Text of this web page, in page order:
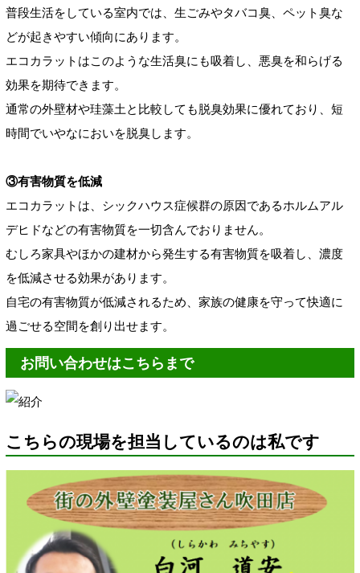
普段生活をしている室内では、生ごみやタバコ臭、ペット臭な
どが起きやすい傾向にあります。
エコカラットはこのような生活臭にも吸着し、悪臭を和らげる
効果を期待できます。
通常の外壁材や珪藻土と比較しても脱臭効果に優れており、短
時間でいやなにおいを脱臭します。
③有害物質を低減
エコカラットは、シックハウス症候群の原因であるホルムアル
デヒドなどの有害物質を一切含んでおりません。
むしろ家具やほかの建材から発生する有害物質を吸着し、濃度
を低減させる効果があります。
自宅の有害物質が低減されるため、家族の健康を守って快適に
過ごせる空間を創り出せます。
お問い合わせはこちらまで
こちらの現場を担当しているのは私です